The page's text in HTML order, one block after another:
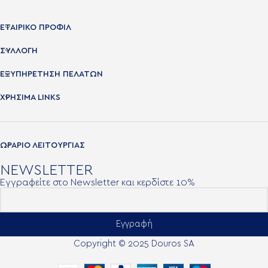
ΕΤΑΙΡΙΚΟ ΠΡΟΦΙΛ
ΣΥΛΛΟΓΗ
ΕΞΥΠΗΡΕΤΗΣΗ ΠΕΛΑΤΩΝ
ΧΡΉΣΙΜΑ LINKS
ΩΡΑΡΙΟ ΛΕΙΤΟΥΡΓΙΑΣ
NEWSLETTER
Εγγραφείτε στο Newsletter και κερδίστε 10%
Εγγραφή
Copyright © 2025 Douros SA